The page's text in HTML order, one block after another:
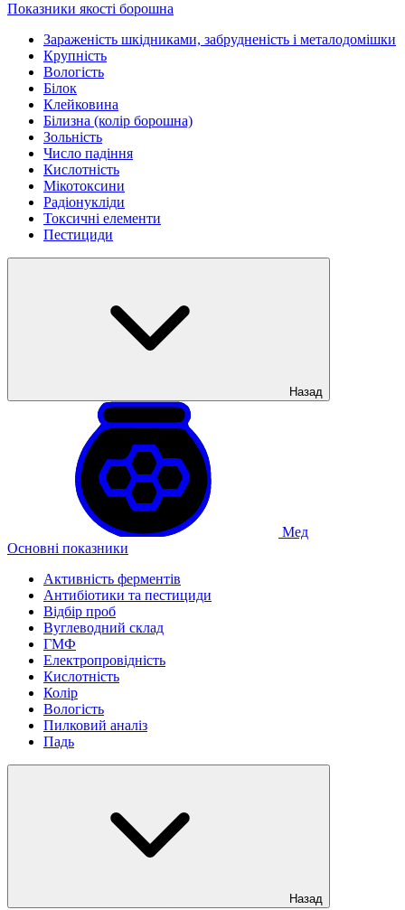
Показники якості борошна
Зараженість шкідниками, забрудненість і металодомішки
Крупність
Вологість
Білок
Клейковина
Білизна (колір борошна)
Зольність
Число падіння
Кислотність
Мікотоксини
Радіонукліди
Токсичні елементи
Пестициди
Назад
Мед
Основні показники
Активність ферментів
Антибіотики та пестициди
Відбір проб
Вуглеводний склад
ГМФ
Електропровідність
Кислотність
Колір
Вологість
Пилковий аналіз
Падь
Назад